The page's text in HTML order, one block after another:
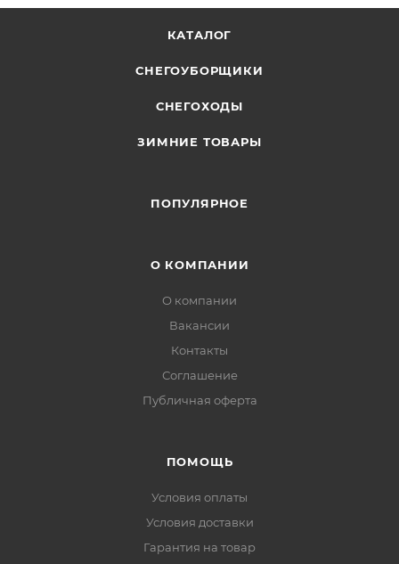
КАТАЛОГ
СНЕГОУБОРЩИКИ
СНЕГОХОДЫ
ЗИМНИЕ ТОВАРЫ
ПОПУЛЯРНОЕ
О КОМПАНИИ
О компании
Вакансии
Контакты
Соглашение
Публичная оферта
ПОМОЩЬ
Условия оплаты
Условия доставки
Гарантия на товар